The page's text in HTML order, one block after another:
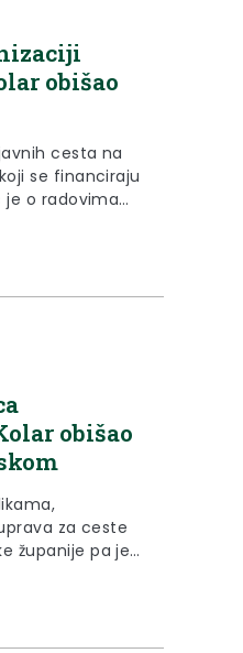
obišao
cesta na
se financiraju
je o radovima
58
cesti...
obišao
za ceste
županije pa je
u Pavlovcu
župan Željko